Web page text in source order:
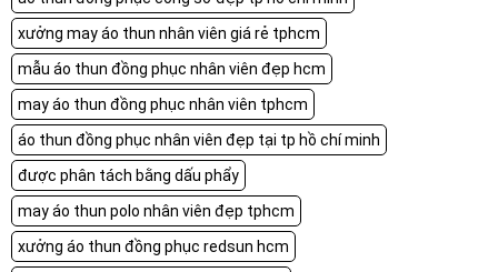
xưởng may áo thun nhân viên giá rẻ tphcm
mẫu áo thun đồng phục nhân viên đẹp hcm
may áo thun đồng phục nhân viên tphcm
áo thun đồng phục nhân viên đẹp tại tp hồ chí minh
được phân tách bằng dấu phẩy
may áo thun polo nhân viên đẹp tphcm
xưởng áo thun đồng phục redsun hcm